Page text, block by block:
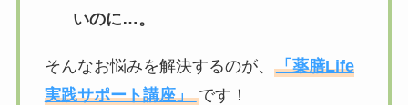
いのに…。
そんなお悩みを解決するのが、 「薬膳Life
実践サポート講座」です！